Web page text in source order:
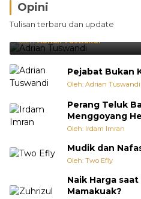
Opini
Tulisan terbaru dan update
Brasil Lebih Diunggulkan,
Punya Cara Membuat
Oleh:Adrian Tuswandi
Pejabat Bukan
Oleh: Adrian Tuswandi
Perang Teluk
Menggoyang
Oleh: Irdam Imran
Mudik dan
Oleh: Two Efly
Naik Harga
Mamakuak?